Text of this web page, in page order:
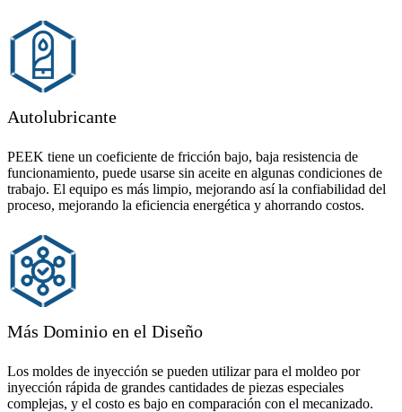
Autolubricante
PEEK tiene un coeficiente de fricción bajo, baja resistencia de
funcionamiento, puede usarse sin aceite en algunas condiciones de
trabajo. El equipo es más limpio, mejorando así la confiabilidad del
proceso, mejorando la eficiencia energética y ahorrando costos.
Más Dominio en el Diseño
Los moldes de inyección se pueden utilizar para el moldeo por
inyección rápida de grandes cantidades de piezas especiales
complejas, y el costo es bajo en comparación con el mecanizado.